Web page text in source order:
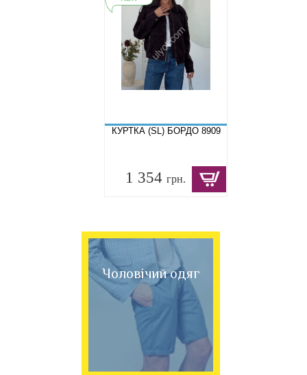
КУРТКА (SL) БОРДО 8909
1 354грн.
Чоловічий одяг